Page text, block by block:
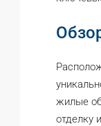
жилые
отделку